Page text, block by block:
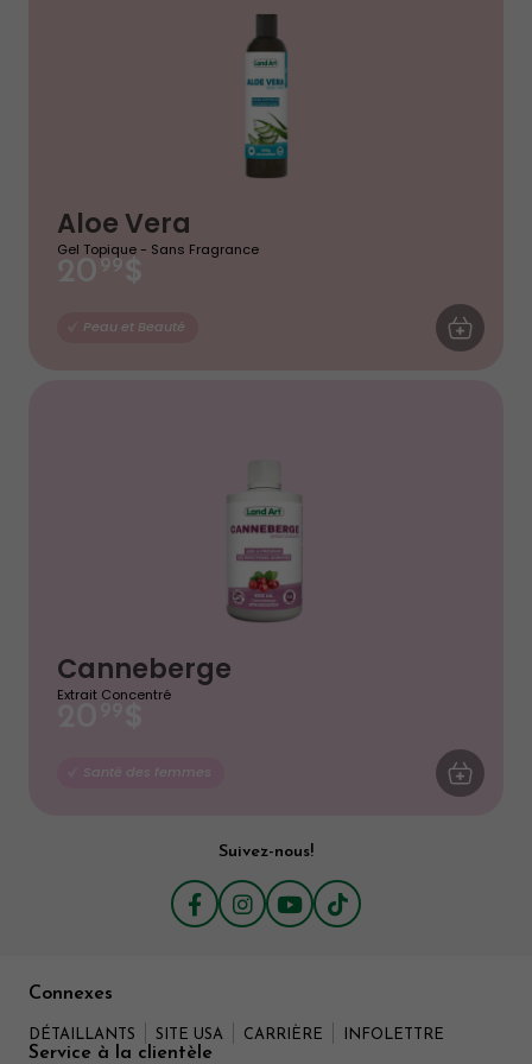
Aloe Vera
Gel Topique - Sans Fragrance
Peau et Beauté AJOUTER
Canneberge
Extrait Concentré
Santé des femmes AJOUTER
Suivez-nous!
Connexes
DÉTAILLANTS SITE USA CARRIÈRE INFOLETTRE
Service à la clientèle